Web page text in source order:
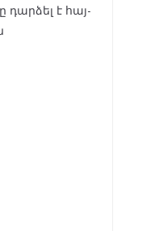
դարձել է հայ-